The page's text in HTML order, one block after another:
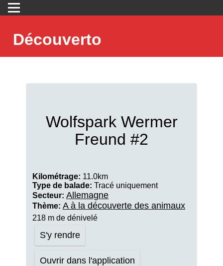
Découverto
Wolfspark Wermer
Freund #2
Kilométrage: 11.0km
Type de balade: Tracé uniquement
Secteur: Allemagne
Thème: A à la découverte des animaux
218 m de dénivelé
S'y rendre
Ouvrir dans l'application